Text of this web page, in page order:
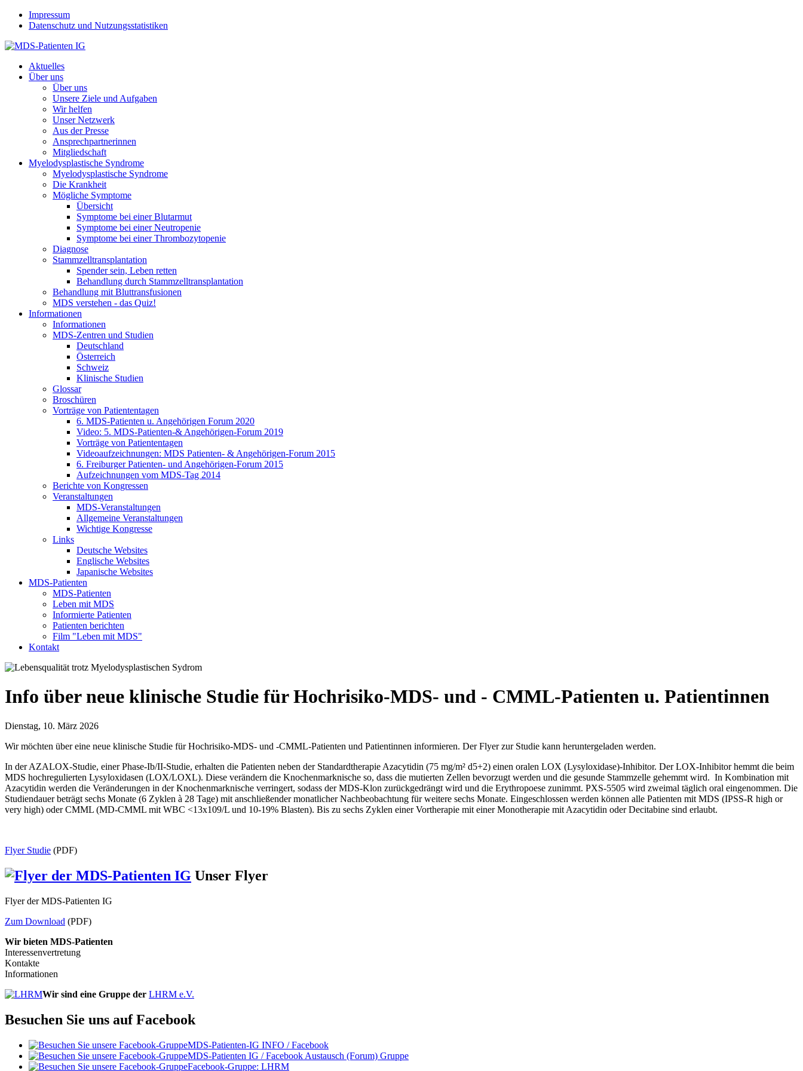
Jump to navigation
Impressum
Datenschutz und Nutzungsstatistiken
Aktuelles
Über uns
Über uns
Unsere Ziele und Aufgaben
Wir helfen
Unser Netzwerk
Aus der Presse
Ansprechpartnerinnen
Mitgliedschaft
Myelodysplastische Syndrome
Myelodysplastische Syndrome
Die Krankheit
Mögliche Symptome
Übersicht
Symptome bei einer Blutarmut
Symptome bei einer Neutropenie
Symptome bei einer Thrombozytopenie
Diagnose
Stammzelltransplantation
Spender sein, Leben retten
Behandlung durch Stammzelltransplantation
Behandlung mit Bluttransfusionen
MDS verstehen - das Quiz!
Informationen
Informationen
MDS-Zentren und Studien
Deutschland
Österreich
Schweiz
Klinische Studien
Glossar
Broschüren
Vorträge von Patiententagen
6. MDS-Patienten u. Angehörigen Forum 2020
Video: 5. MDS-Patienten-& Angehörigen-Forum 2019
Vorträge von Patiententagen
Videoaufzeichnungen: MDS Patienten- & Angehörigen-Forum 2015
6. Freiburger Patienten- und Angehörigen-Forum 2015
Aufzeichnungen vom MDS-Tag 2014
Berichte von Kongressen
Veranstaltungen
MDS-Veranstaltungen
Allgemeine Veranstaltungen
Wichtige Kongresse
Links
Deutsche Websites
Englische Websites
Japanische Websites
MDS-Patienten
MDS-Patienten
Leben mit MDS
Informierte Patienten
Patienten berichten
Film "Leben mit MDS"
Kontakt
Info über neue klinische Studie für Hochrisiko-MDS- und - CMML-Patienten u. Patientinnen
Dienstag, 10. März 2026
Wir möchten über eine neue klinische Studie für Hochrisiko-MDS- und -CMML-Patienten und Patientinnen informieren. Der Flyer zur Studie kann heruntergeladen werden.
In der AZALOX-Studie, einer Phase-Ib/II-Studie, erhalten die Patienten neben der Standardtherapie Azacytidin (75 mg/m² d5+2) einen oralen LOX (Lysyloxidase)-Inhibitor. Der LOX-Inhibitor hemmt die beim
MDS hochregulierten Lysyloxidasen (LOX/LOXL). Diese verändern die Knochenmarknische so, dass die mutierten Zellen bevorzugt werden und die gesunde Stammzelle gehemmt wird. In Kombination mit
Azacytidin werden die Veränderungen in der Knochenmarknische verringert, sodass der MDS-Klon zurückgedrängt wird und die Erythropoese zunimmt. PXS-5505 wird zweimal täglich oral eingenommen. Die
Studiendauer beträgt sechs Monate (6 Zyklen à 28 Tage) mit anschließender monatlicher Nachbeobachtung für weitere sechs Monate. Eingeschlossen werden können alle Patienten mit MDS (IPSS-R high or
very high) oder CMML (MD-CMML mit WBC <13x109/L und 10-19% Blasten). Bis zu sechs Zyklen einer Vortherapie mit einer Monotherapie mit Azacytidin oder Decitabine sind erlaubt.
Flyer Studie (PDF)
Unser Flyer
Flyer der MDS-Patienten IG
Zum Download (PDF)
Wir bieten MDS-Patienten
Interessenvertretung
Kontakte
Informationen
Wir sind eine Gruppe der LHRM e.V.
Besuchen Sie uns auf Facebook
MDS-Patienten-IG INFO / Facebook
MDS-Patienten IG / Facebook Austausch (Forum) Gruppe
Facebook-Gruppe: LHRM